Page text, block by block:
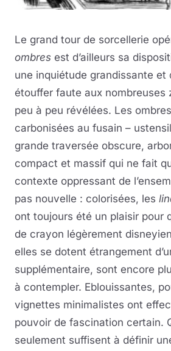
Le grand tour de sorcellerie
ombres est d’ailleurs sa
une inquiétude grandissante et
étouffer faute aux nombreuses
peu à peu révélées. Les
carbonisées au fusain –
grande traversée obscure,
compact et massif qui ne fait
contexte oppressant de
pas nouvelle : colorisées, les
ont toujours été un plaisir pour
de crayon légèrement
elles se dotent étrangement
supplémentaire, sont encore
à contempler. Eblouissantes,
vignettes minimalistes ont
pouvoir de fascination certain.
seulement suffisent à définir